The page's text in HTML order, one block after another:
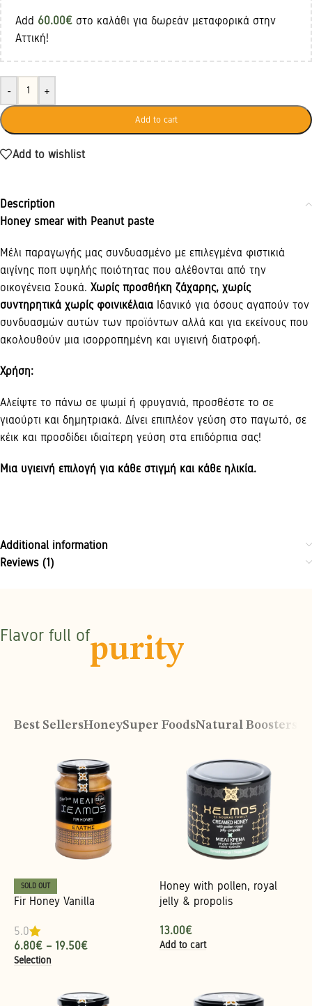
Add 60.00€ στο καλάθι για δωρεάν μεταφορικά στην
Αττική!
- +
Add to cart
Add to wishlist
Description
Honey smear with Peanut paste
Μέλι παραγωγής μας συνδυασμένο με επιλεγμένα φιστικιά
αιγίνης ποπ υψηλής ποιότητας που αλέθονται από την
οικογένεια Σουκά. Χωρίς προσθήκη ζάχαρης, χωρίς
συντηρητικά χωρίς φοινικέλαια Ιδανικό για όσους αγαπούν τον
συνδυασμών αυτών των προϊόντων αλλά και για εκείνους που
ακολουθούν μια ισορροπημένη και υγιεινή διατροφή.
Χρήση:
Αλείψτε το πάνω σε ψωμί ή φρυγανιά, προσθέστε το σε
γιαούρτι και δημητριακά. Δίνει επιπλέον γεύση στο παγωτό, σε
κέικ και προσδίδει ιδιαίτερη γεύση στα επιδόρπια σας!
Μια υγιεινή επιλογή για κάθε στιγμή και κάθε ηλικία.
Additional information
Reviews (1)
Flavor full ofpurity
Best SellersHoneySuper FoodsNatural Boosters
SOLD OUT
Fir Honey Vanilla
5.0
6.80€ – 19.50€
Selection
Honey with pollen, royal
jelly & propolis
13.00€
Add to cart